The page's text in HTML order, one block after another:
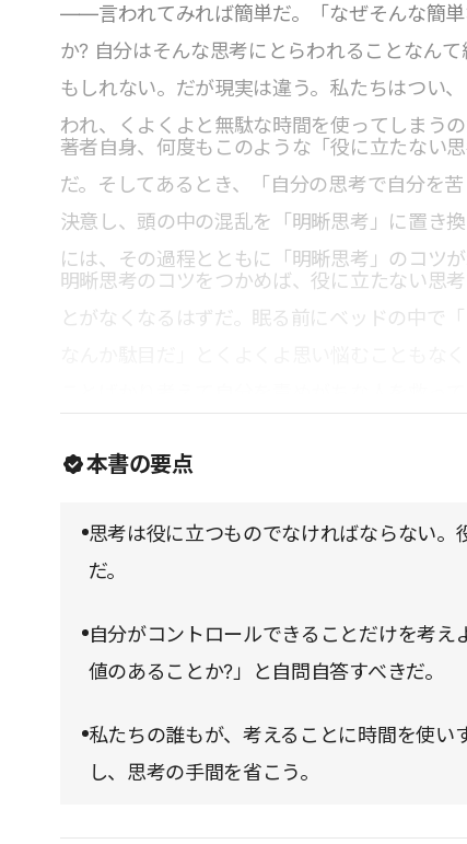
――言われてみれば簡単だ。「なぜそんな簡
か? 自分はそんな思考にとらわれることなん
もしれない。だが現実は違う。私たちはつい
われ、くよくよと無駄な時間を使ってしまうの
著者自身、何度もこのような「役に立たない
だ。そしてあるとき、「自分の思考で自分を
決意し、頭の中の混乱を「明晰思考」に置き
には、その過程とともに「明晰思考」のコツが
明晰思考のコツをつかめば、役に立たない思
とがなくなるはずだ。眠る前にベッドの中で
本書の要点
思考は役に立つものでなければならない。
だ。
自分がコントロールできることだけを考え
値のあることか?」と自問自答すべきだ。
私たちの誰もが、考えることに時間を使い
し、思考の手間を省こう。